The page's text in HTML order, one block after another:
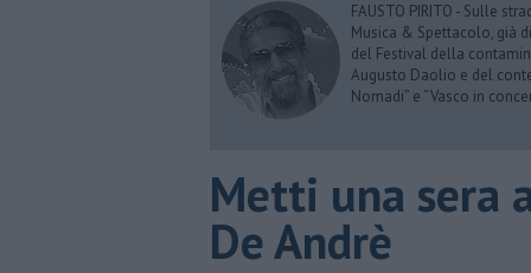
FAUSTO PIRITO - Sulle
Musica & Spettacolo, già
del Festival della
Augusto Daolio e del
Nomadi” e “Vasco in
Metti una sera
De Andrè